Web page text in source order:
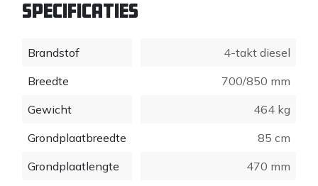
vervangen niet nodig. Ook kan er geen slip in de
stilstand, door bijvoorbeeld een geknapte v-snaar,
tot het verleden.
Specificaties
Brandstof
4-takt diesel
Breedte
700/850 mm
Gewicht
464 kg
Grondplaatbreedte
85 cm
Grondplaatlengte
470 mm